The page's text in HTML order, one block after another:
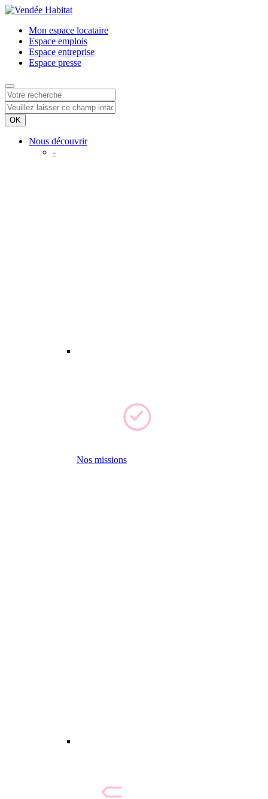
Mon espace locataire
Espace emplois
Espace entreprise
Espace presse
Nous découvrir
-
Nos missions